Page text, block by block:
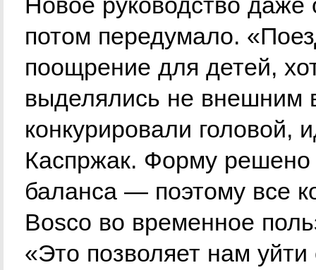
потом передумало.
поощрение для детей,
выделялись не внешним
конкурировали головой,
Каспржак. Форму решено
баланса — поэтому все
Bosco во временное
«Это позволяет нам уйти